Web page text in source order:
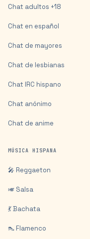
Chat adultos +18
Chat en español
Chat de mayores
Chat de lesbianas
Chat IRC hispano
Chat anónimo
Chat de anime
MÚSICA HISPANA
🎤 Reggaeton
🎺 Salsa
💃 Bachata
👠 Flamenco